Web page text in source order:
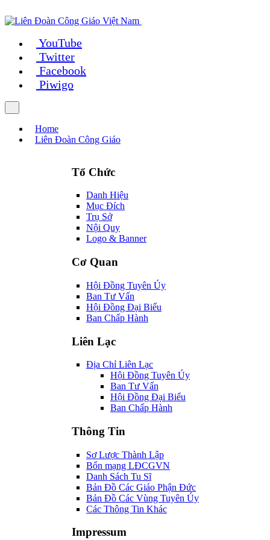
YouTube
Twitter
Facebook
Piwigo
Home
Danh Hiệu
Mục Đích
Trụ Sở
Nội Quy
Hội Đồng Tuyên Úy
Ban Tư Vấn
Hội Đồng Đại Biểu
Liên Lạc
Địa Chỉ Liên Lạc
Hội Đồng Tuyên Úy
Ban Tư Vấn
Hội Đồng Đại Biểu
Sơ Lược Thành Lập
Bổn mạng LĐCGVN
Danh Sách Tu Sĩ
Bản Đồ Các Giáo Phận Đức
Bản Đồ Các Vùng Tuyên Úy